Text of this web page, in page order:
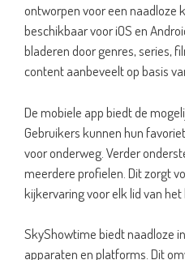
ontworpen voor een naadloze
beschikbaar voor iOS en
bladeren door genres, series,
content aanbeveelt op basis
De mobiele app biedt de
Gebruikers kunnen hun
voor onderweg. Verder
meerdere profielen. Dit zorgt
kijkervaring voor elk lid van het
SkyShowtime biedt naadloze
apparaten en platforms. Dit